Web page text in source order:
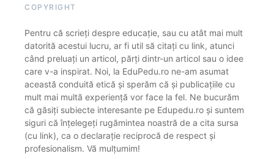
COPYRIGHT
Pentru că scrieți despre educație, sau cu atât mai mult
datorită acestui lucru, ar fi util să citați cu link, atunci
când preluați un articol, părți dintr-un articol sau o idee
care v-a inspirat. Noi, la EduPedu.ro ne-am asumat
această conduită etică și sperăm că și publicațiile cu
mult mai multă experiență vor face la fel. Ne bucurăm
că găsiți subiecte interesante pe Edupedu.ro și suntem
siguri că înțelegeți rugămintea noastră de a cita sursa
(cu link), ca o declarație reciprocă de respect și
profesionalism. Vă mulțumim!